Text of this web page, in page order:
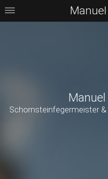
Schornsteinfegermeister &